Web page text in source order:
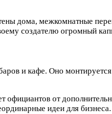
дома, межкомнатные
создателю огромный
и кафе. Оно монтируется
официантов от
идеи для бизнеса.